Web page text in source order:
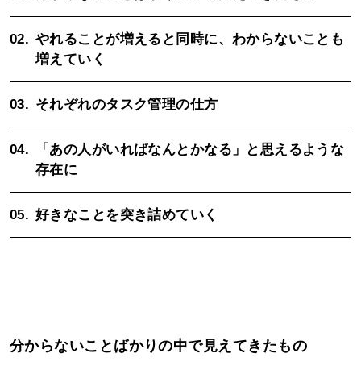
02. やれることが増えると同時に、わからないことも
増えていく
03. それぞれのタスク管理の仕方
04.
「あの人がいればなんとかなる」と思えるような
存在に
05. 好きなことを突き詰めていく
分からないことばかりの中で見えてきたもの